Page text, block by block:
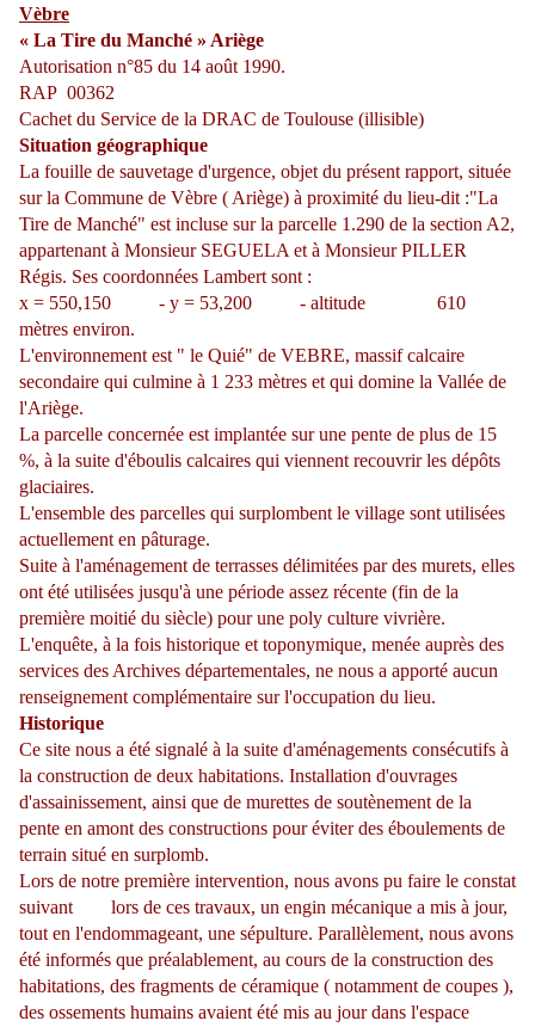
Vèbre
« La Tire du Manché » Ariège
Autorisation n°85 du 14 août 1990.
RAP 00362
Cachet du Service de la DRAC de Toulouse (illisible)
Situation géographique
La fouille de sauvetage d'urgence, objet du présent rapport, située
sur la Commune de Vèbre ( Ariège) à proximité du lieu-dit :"La
Tire de Manché" est incluse sur la parcelle 1.290 de la section A2,
appartenant à Monsieur SEGUELA et à Monsieur PILLER
Régis. Ses coordonnées Lambert sont :
x = 550,150 - y = 53,200 - altitude 610
mètres environ.
L'environnement est " le Quié" de VEBRE, massif calcaire
secondaire qui culmine à 1 233 mètres et qui domine la Vallée de
l'Ariège.
La parcelle concernée est implantée sur une pente de plus de 15
%, à la suite d'éboulis calcaires qui viennent recouvrir les dépôts
glaciaires.
L'ensemble des parcelles qui surplombent le village sont utilisées
actuellement en pâturage.
Suite à l'aménagement de terrasses délimitées par des murets, elles
ont été utilisées jusqu'à une période assez récente (fin de la
première moitié du siècle) pour une poly culture vivrière.
L'enquête, à la fois historique et toponymique, menée auprès des
services des Archives départementales, ne nous a apporté aucun
renseignement complémentaire sur l'occupation du lieu.
Historique
Ce site nous a été signalé à la suite d'aménagements consécutifs à
la construction de deux habitations. Installation d'ouvrages
d'assainissement, ainsi que de murettes de soutènement de la
pente en amont des constructions pour éviter des éboulements de
terrain situé en surplomb.
Lors de notre première intervention, nous avons pu faire le constat
suivant lors de ces travaux, un engin mécanique a mis à jour,
tout en l'endommageant, une sépulture. Parallèlement, nous avons
été informés que préalablement, au cours de la construction des
habitations, des fragments de céramique ( notamment de coupes ),
des ossements humains avaient été mis au jour dans l'espace